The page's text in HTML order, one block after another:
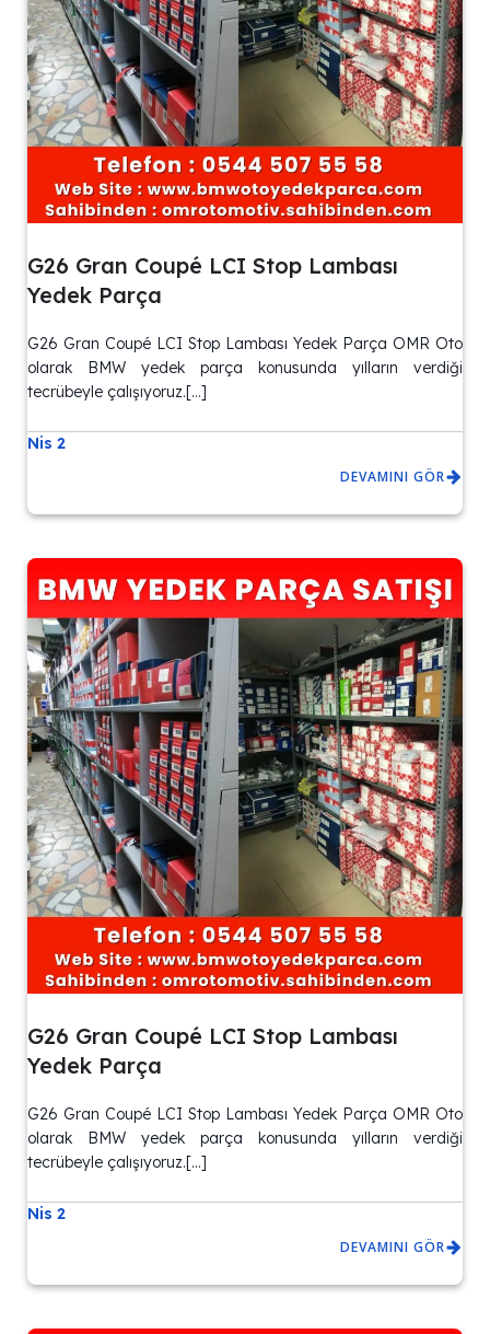
G26 Gran Coupé LCI Stop Lambası
Yedek Parça
G26 Gran Coupé LCI Stop Lambası Yedek Parça OMR Oto
olarak BMW yedek parça konusunda yılların verdiği
tecrübeyle çalışıyoruz.[…]
Nis 2
DEVAMINI GÖR
G26 Gran Coupé LCI Stop Lambası
Yedek Parça
G26 Gran Coupé LCI Stop Lambası Yedek Parça OMR Oto
olarak BMW yedek parça konusunda yılların verdiği
tecrübeyle çalışıyoruz.[…]
Nis 2
DEVAMINI GÖR